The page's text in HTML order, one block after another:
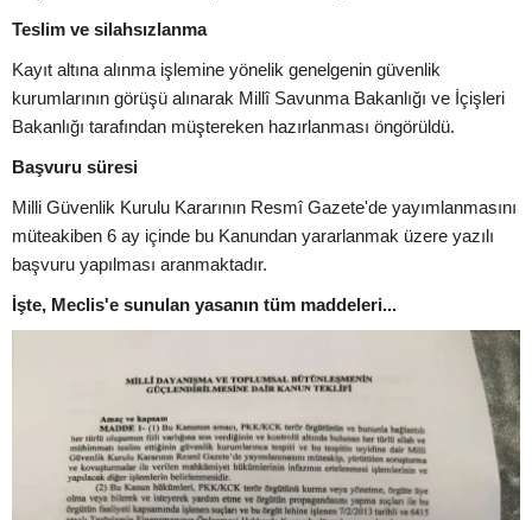
Teslim ve silahsızlanma
Kayıt altına alınma işlemine yönelik genelgenin güvenlik
kurumlarının görüşü alınarak Millî Savunma Bakanlığı ve İçişleri
Bakanlığı tarafından müştereken hazırlanması öngörüldü.
Başvuru süresi
Milli Güvenlik Kurulu Kararının Resmî Gazete'de yayımlanmasını
müteakiben 6 ay içinde bu Kanundan yararlanmak üzere yazılı
başvuru yapılması aranmaktadır.
İşte, Meclis'e sunulan yasanın tüm maddeleri...